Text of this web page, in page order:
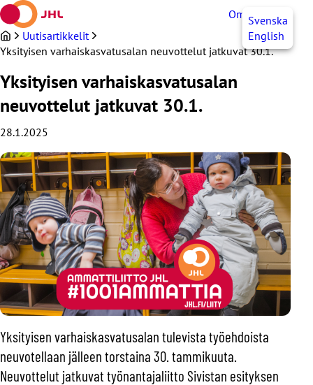
Siirry
sisältöön
OmaJHLSvenska
English
Uutisartikkelit
Yksityisen varhaiskasvatusalan neuvottelut jatkuvat 30.1.
Yksityisen varhaiskasvatusalan
neuvottelut jatkuvat 30.1.
28.1.2025
Yksityisen varhaiskasvatusalan tulevista työehdoista
neuvotellaan jälleen torstaina 30. tammikuuta.
Neuvottelut jatkuvat työnantajaliitto Sivistan esityksen